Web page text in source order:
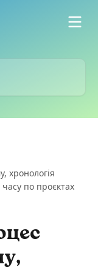
хронологія
часу по проєктах